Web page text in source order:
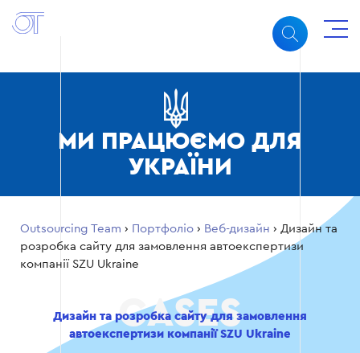
МИ ПРАЦЮЄМО ДЛЯ
УКРАЇНИ
Outsourcing Team › Портфоліо › Веб-дизайн › Дизайн та
розробка сайту для замовлення автоекспертизи
компанії SZU Ukraine
Дизайн та розробка сайту для замовлення
автоекспертизи компанії SZU Ukraine